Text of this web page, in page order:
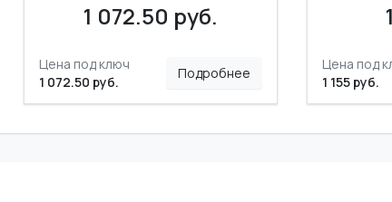
1 072.50 руб.
Цена под ключ
1 072.50 руб.
Подробнее
Цена под
1 155 руб.